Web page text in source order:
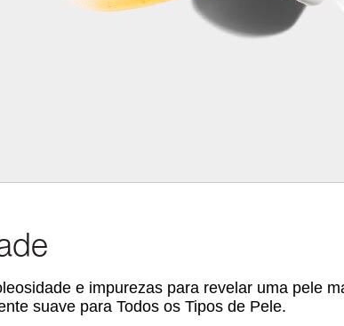
e impurezas para revelar uma pele
suave para Todos os Tipos de Pele.